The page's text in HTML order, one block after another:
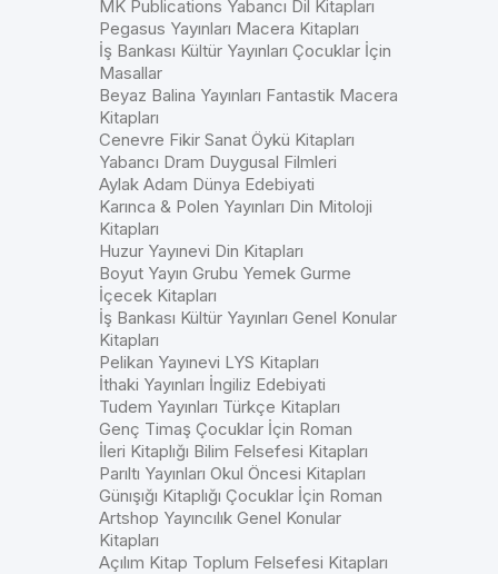
MK Publications Yabancı Dil Kitapları
Pegasus Yayınları Macera Kitapları
İş Bankası Kültür Yayınları Çocuklar İçin
Masallar
Beyaz Balina Yayınları Fantastik Macera
Kitapları
Cenevre Fikir Sanat Öykü Kitapları
Yabancı Dram Duygusal Filmleri
Aylak Adam Dünya Edebiyati
Karınca & Polen Yayınları Din Mitoloji
Kitapları
Huzur Yayınevi Din Kitapları
Boyut Yayın Grubu Yemek Gurme
İçecek Kitapları
İş Bankası Kültür Yayınları Genel Konular
Kitapları
Pelikan Yayınevi LYS Kitapları
İthaki Yayınları İngiliz Edebiyati
Tudem Yayınları Türkçe Kitapları
Genç Timaş Çocuklar İçin Roman
İleri Kitaplığı Bilim Felsefesi Kitapları
Parıltı Yayınları Okul Öncesi Kitapları
Günışığı Kitaplığı Çocuklar İçin Roman
Artshop Yayıncılık Genel Konular
Kitapları
Açılım Kitap Toplum Felsefesi Kitapları